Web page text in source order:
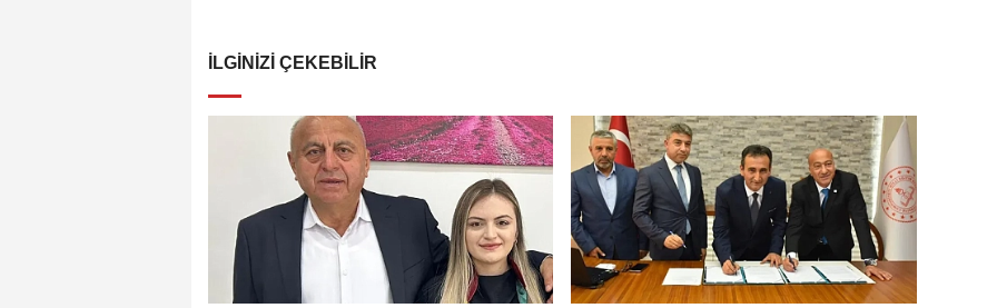
İLGINIZI ÇEKEBILIR